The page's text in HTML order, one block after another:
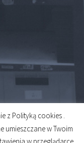
z Polityką cookies .
umieszczane w Twoim